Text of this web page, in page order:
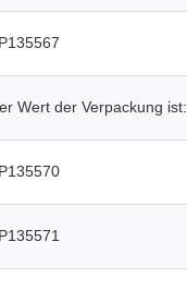
Wert der Verpackung ist: